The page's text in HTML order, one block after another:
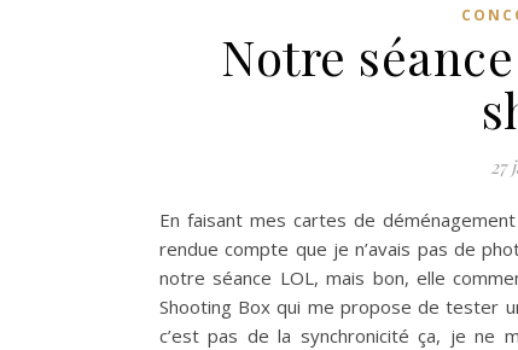
Notre
27
En faisant mes cartes de
rendue compte que je n’avais pas de
notre séance LOL, mais bon, elle
Shooting Box qui me propose de tester
c’est pas de la synchronicité ça, je ne